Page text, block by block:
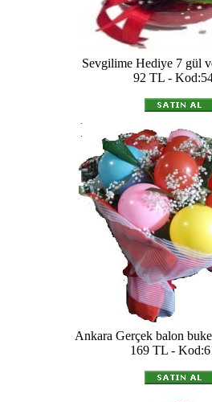
Sevgilime Hediye 7 gül
92 TL -
Ankara Gerçek balon
169 TL -